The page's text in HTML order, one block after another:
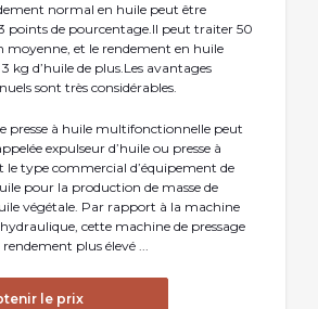
normal en huile peut être
points de pourcentage.Il peut traiter 50
moyenne, et le rendement en huile
kg d’huile de plus.Les avantages
sont très considérables.
presse à huile multifonctionnelle peut
expulseur d’huile ou presse à
le type commercial d’équipement de
pour la production de masse de
végétale. Par rapport à la machine
cette machine de pressage
plus élevé ...
le prix